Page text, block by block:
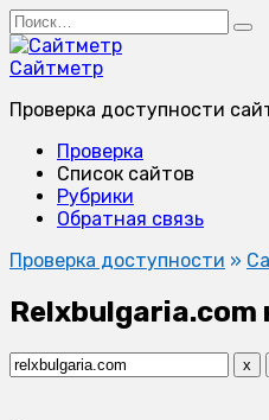
Перейти
к
содержанию
Search
for:
Сайтметр
Проверка доступности
Проверка
Список сайтов
Рубрики
Обратная связь
Проверка доступности »
Relxbulgaria.com
x